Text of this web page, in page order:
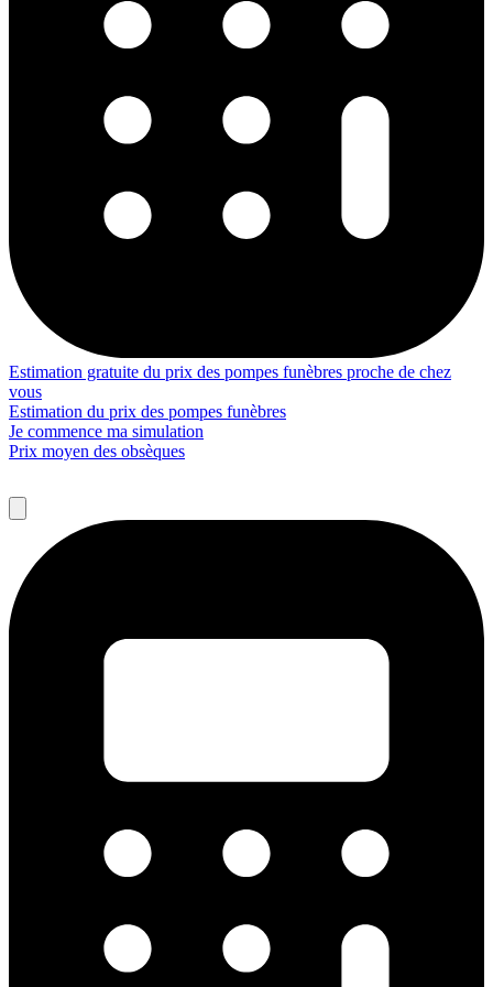
Estimation gratuite du prix des pompes funèbres proche de chez
vous
Estimation du prix des pompes funèbres
Je commence ma simulation
Prix moyen des obsèques